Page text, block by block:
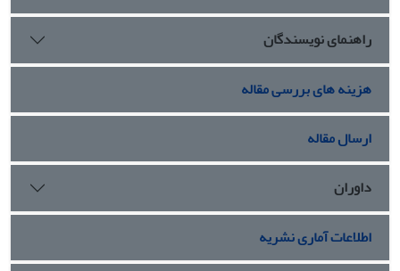
سرکشی، فریبکاری و پرسه‌زنی و بازی در نقش عروسک‌بازی، چهار
مضمون کارناوالیته را تجسم می‌بخشند و به این ترتیب نمایشگری
خود در فضای مجازی را به کارناوالی از منظر باختین تبدیل
می‌کنند.
راهنمای نویسندگان
هزینه های بررسی مقاله
ارسال مقاله
داوران
اطلاعات آماری نشریه